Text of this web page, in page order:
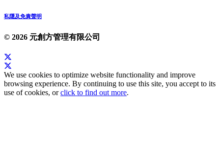
私隱及免責聲明
© 2026 元創方管理有限公司
We use cookies to optimize website functionality and improve
browsing experience. By continuing to use this site, you accept to its
use of cookies, orclick to find out more.